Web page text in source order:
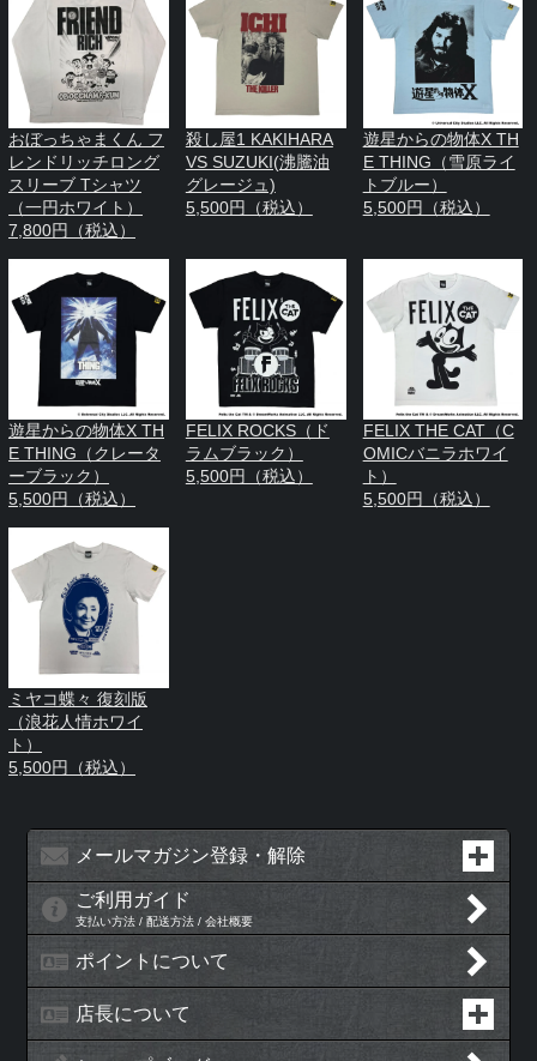
おぼっちゃまくん フ
レンドリッチロング
スリーブ Tシャツ
（一円ホワイト）
7,800円（税込）
殺し屋1 KAKIHARA
VS SUZUKI(沸騰油
グレージュ)
5,500円（税込）
遊星からの物体X TH
E THING（雪原ライ
トブルー）
5,500円（税込）
遊星からの物体X TH
E THING（クレータ
ーブラック）
5,500円（税込）
FELIX ROCKS（ド
ラムブラック）
5,500円（税込）
FELIX THE CAT（C
OMICバニラホワイ
ト）
5,500円（税込）
ミヤコ蝶々 復刻版
（浪花人情ホワイ
ト）
5,500円（税込）
メールマガジン登録・解除
ご利用ガイド
支払い方法 / 配送方法 / 会社概要
ポイントについて
店長について